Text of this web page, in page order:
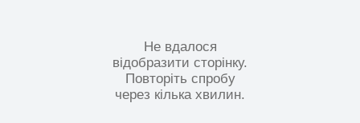
Не вдалося
відобразити сторінку.
Повторіть спробу
через кілька хвилин.